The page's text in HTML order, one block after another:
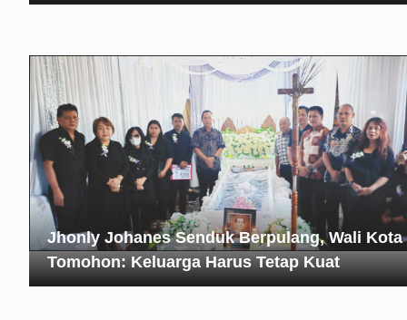
Jhonly Johanes Senduk Berpulang, Wali Kota
Tomohon: Keluarga Harus Tetap Kuat